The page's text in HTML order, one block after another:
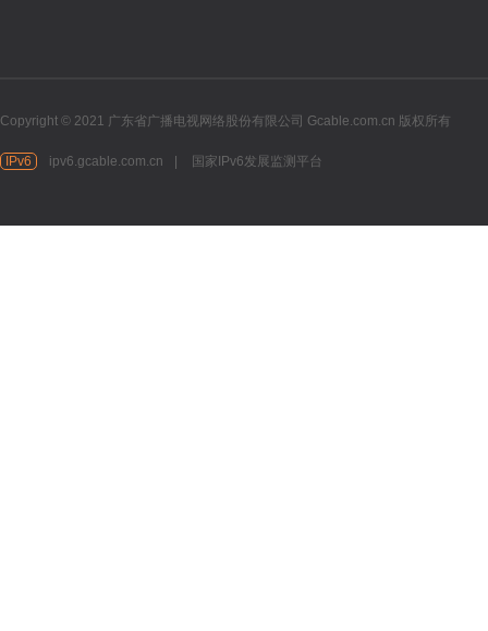
Copyright © 2021 广东省广播电视网络股份有限公司 Gcable.com.cn 版权所有
IPv6 ipv6.gcable.com.cn | 国家IPv6发展监测平台